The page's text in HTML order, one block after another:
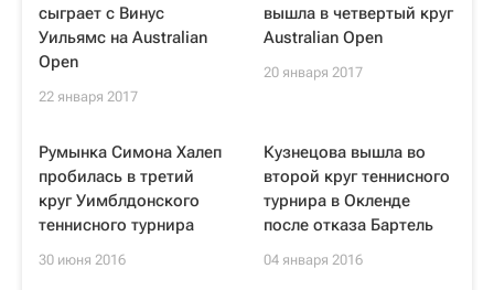
сыграет с Винус
Уильямс на Australian
Open
22 января 2017
вышла в четвертый круг
Australian Open
20 января 2017
Румынка Симона Халеп
пробилась в третий
круг Уимблдонского
теннисного турнира
30 июня 2016
Кузнецова вышла во
второй круг теннисного
турнира в Окленде
после отказа Бартель
04 января 2016